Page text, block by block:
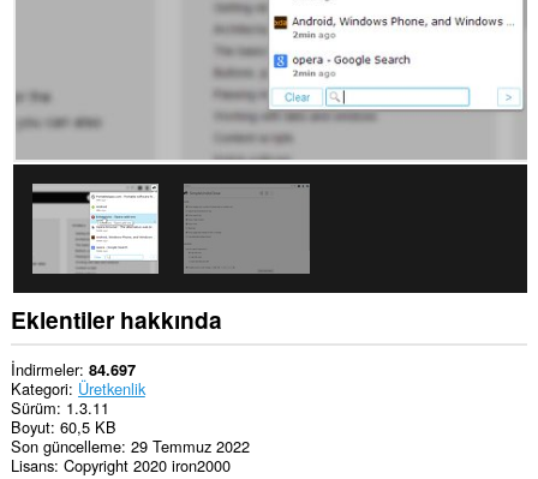
side
data.
Eklentiler hakkında
İndirmeler 84.697
Kategori Üretkenlik
Sürüm 1.3.11
Boyut 60,5 KB
Son güncelleme 29 Temmuz 2022
Lisans Copyright 2020 iron2000